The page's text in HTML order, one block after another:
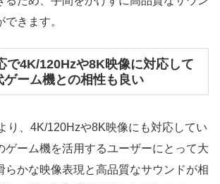
できます。
で4K/120Hzや8K映像に対応して
ゲーム機との相性も良い
り、4K/120Hzや8K映像にも対応してい
ゲーム機を活用するユーザーにとって大
らかな映像表現と高品質なサウンドが相